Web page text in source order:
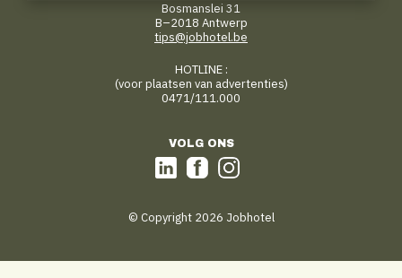
Bosmanslei 31
B–2018 Antwerp
tips@jobhotel.be
HOTLINE :
(voor plaatsen van advertenties)
0471/111.000
VOLG ONS
© Copyright 2026 Jobhotel